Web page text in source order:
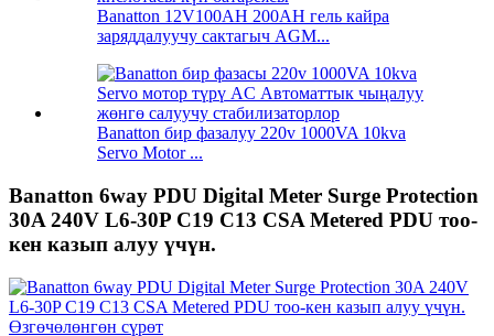
Banatton 12V100AH ​​200AH гель кайра
заряддалуучу сактагыч AGM...
Banatton бир фазалуу 220v 1000VA 10kva
Servo Motor ...
Banatton 6way PDU Digital Meter Surge Protection
30A 240V L6-30P C19 C13 CSA Metered PDU тоо-
кен казып алуу үчүн.